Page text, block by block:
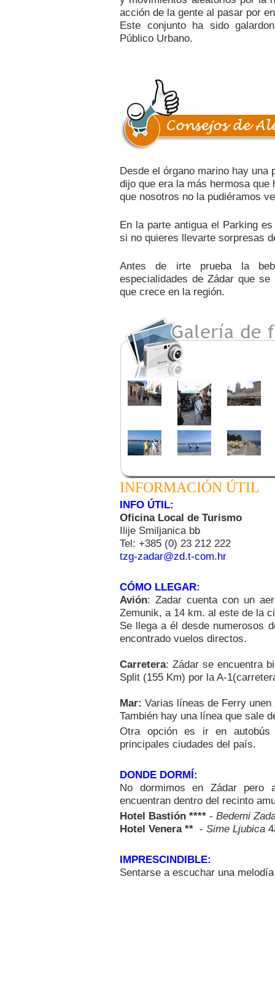
acción de la gente al pasar por
Este conjunto ha sido
Público Urbano.
Desde el órgano marino hay
dijo que era la más hermosa
que nosotros no la pudiéramos
En la parte antigua el Parking
si no quieres llevarte sorpresas
Antes de irte prueba la
especialidades de Zádar que
que crece en la región.
INFORMACIÓN ÚTIL
INFO ÚTIL:
Oficina Local de Turismo
Ilije Smiljanica bb
Tel: +385 (0) 23 212 222
tzg-zadar@zd.t-com.hr
CÓMO LLEGAR:
Avión: Zadar cuenta con un
Zemunik, a 14 km. al este de la
Se llega a él desde numerosos
encontrado vuelos directos.
Carretera: Zádar se encuentra
Split (155 Km) por la A-
Mar: Varias líneas de Ferry
También hay una línea que sale
Otra opción es ir en
principales ciudades del país.
DONDE DORMÍ:
No dormimos en Zádar
encuentran dentro del recinto
Hotel Bastión **** - Bedemi
Hotel Venera ** - Sime Ljubica
IMPRESCINDIBLE:
Sentarse a escuchar una